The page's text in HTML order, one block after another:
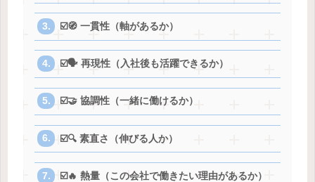
☑️🧭 一貫性（軸があるか）
☑️🗣️ 再現性（入社後も活躍できるか）
☑️🤝 協調性（一緒に働けるか）
☑️🔍 素直さ（伸びる人か）
☑️🔥 熱量（この会社で働きたい理由があるか）